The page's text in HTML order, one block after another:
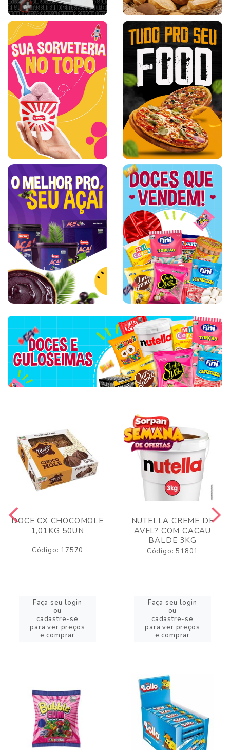
DOCE CX CHOCOMOLE
1,01KG 50UN
Código: 17570
Faça seu login
ou
cadastre-se
para ver preços
e comprar
NUTELLA CREME DE
AVEL? COM CACAU
BALDE 3KG
Código: 51801
Faça seu login
ou
cadastre-se
para ver preços
e comprar